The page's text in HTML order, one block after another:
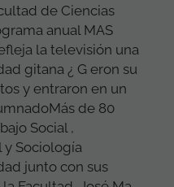
de Ciencias
anual MAS
la televisión una
gitana ¿ G eron su
y entraron en un
de 80
Social ,
y Sociología
junto con sus